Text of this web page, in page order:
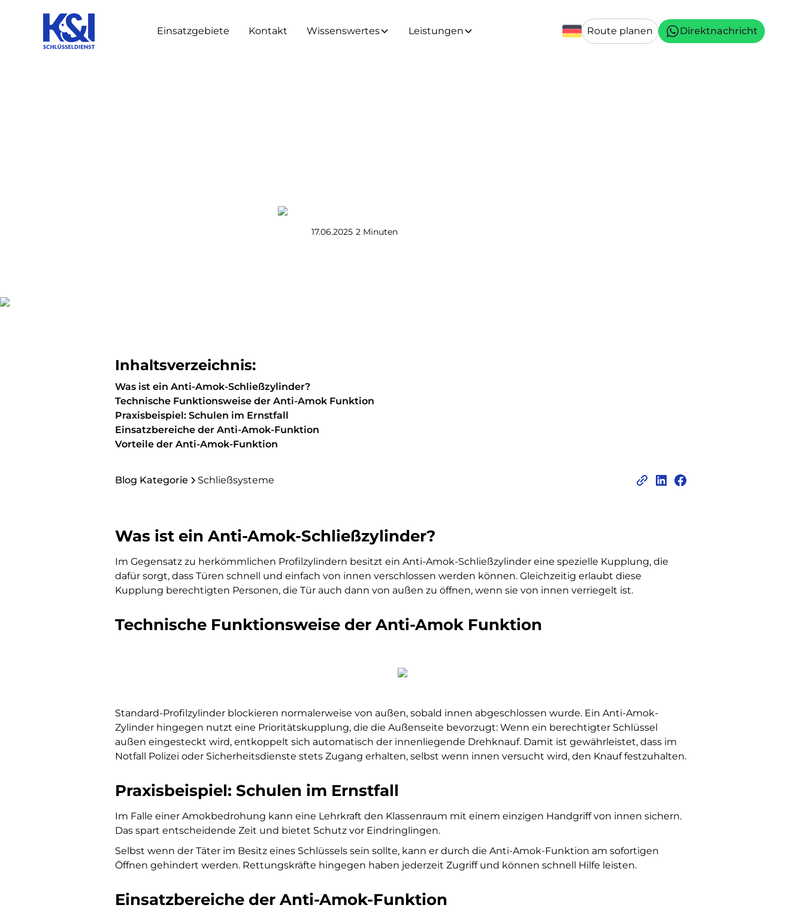
Einsatzgebiete Kontakt Wissenswertes Leistungen Route planen Direktnachricht
17.06.2025• 2 Minuten
Inhaltsverzeichnis:
Was ist ein Anti-Amok-Schließzylinder?
Technische Funktionsweise der Anti-Amok Funktion
Praxisbeispiel: Schulen im Ernstfall
Einsatzbereiche der Anti-Amok-Funktion
Vorteile der Anti-Amok-Funktion
Blog Kategorie Schließsysteme
Was ist ein Anti-Amok-Schließzylinder?
Im Gegensatz zu herkömmlichen Profilzylindern besitzt ein Anti-Amok-Schließzylinder eine spezielle Kupplung, die
dafür sorgt, dass Türen schnell und einfach von innen verschlossen werden können. Gleichzeitig erlaubt diese
Kupplung berechtigten Personen, die Tür auch dann von außen zu öffnen, wenn sie von innen verriegelt ist.
Technische Funktionsweise der Anti-Amok Funktion
Standard-Profilzylinder blockieren normalerweise von außen, sobald innen abgeschlossen wurde. Ein Anti-Amok-
Zylinder hingegen nutzt eine Prioritätskupplung, die die Außenseite bevorzugt: Wenn ein berechtigter Schlüssel
außen eingesteckt wird, entkoppelt sich automatisch der innenliegende Drehknauf. Damit ist gewährleistet, dass im
Notfall Polizei oder Sicherheitsdienste stets Zugang erhalten, selbst wenn innen versucht wird, den Knauf festzuhalten.
Praxisbeispiel: Schulen im Ernstfall
Im Falle einer Amokbedrohung kann eine Lehrkraft den Klassenraum mit einem einzigen Handgriff von innen sichern.
Das spart entscheidende Zeit und bietet Schutz vor Eindringlingen.
Selbst wenn der Täter im Besitz eines Schlüssels sein sollte, kann er durch die Anti-Amok-Funktion am sofortigen
Öffnen gehindert werden. Rettungskräfte hingegen haben jederzeit Zugriff und können schnell Hilfe leisten.
Einsatzbereiche der Anti-Amok-Funktion